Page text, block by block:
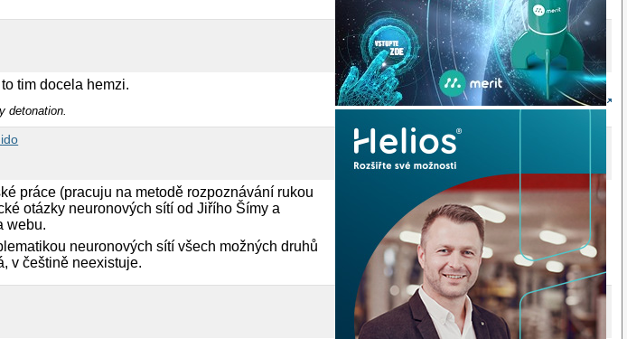
tim docela hemzi.
detonation.
práce (pracuju na metodě rozpoznávání rukou
otázky neuronových sítí od Jiřího Šímy a
webu.
neuronových sítí všech možných druhů
v češtině neexistuje.